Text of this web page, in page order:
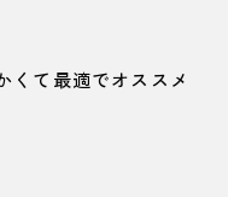
くて最適でオススメ